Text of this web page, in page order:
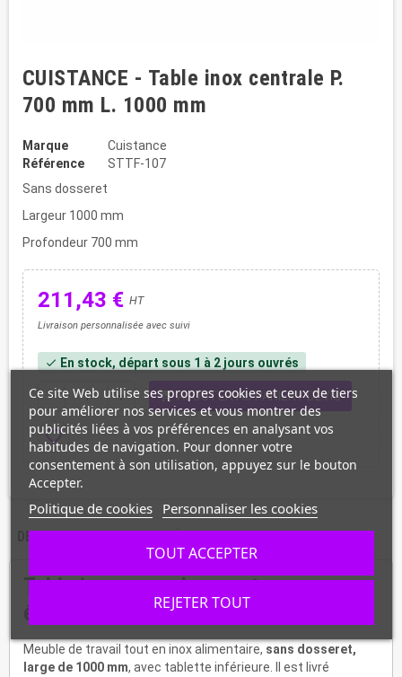
CUISTANCE - Table inox centrale P.
700 mm L. 1000 mm
Marque
Cuistance
Référence
STTF-107
Sans dosseret
Largeur 1000 mm
Profondeur 700 mm
211,43 € HT
Livraison personnalisée avec suivi
check En stock, départ sous 1 à 2 jours ouvrés
remove add shopping_cartAJOUTER AU PANIER / DEVIS
favorite_border
DESCRIPTION CARACTÉRISTIQUES
Table inox sans dosseret avec
étagère basse STTF-107
Meuble de travail tout en inox alimentaire, sans dosseret,
large de 1000 mm, avec tablette inférieure. Il est livré
Ce site Web utilise ses propres cookies et ceux de tiers
pour améliorer nos services et vous montrer des
publicités liées à vos préférences en analysant vos
habitudes de navigation. Pour donner votre
consentement à son utilisation, appuyez sur le bouton
Accepter.
Politique de cookies Personnaliser les cookies
REJETER TOUT
TOUT ACCEPTER